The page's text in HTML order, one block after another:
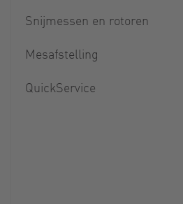
Snijmessen en rotoren
Mesafstelling
QuickService